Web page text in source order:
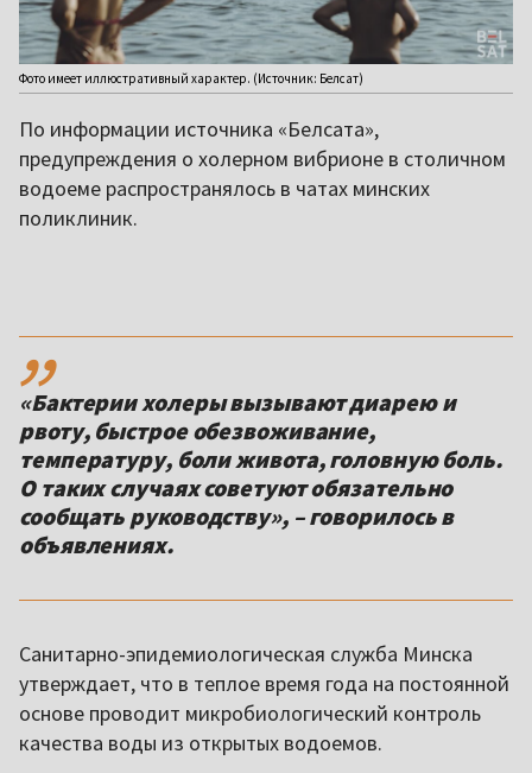
Фото имеет иллюстративный характер. (Источник: Белсат)
По информации источника «Белсата»,
предупреждения о холерном вибрионе в столичном
водоеме распространялось в чатах минских
поликлиник.
,,
«Бактерии холеры вызывают диарею и
рвоту, быстрое обезвоживание,
температуру, боли живота, головную боль.
О таких случаях советуют обязательно
сообщать руководству», – говорилось в
объявлениях.
Санитарно-эпидемиологическая служба Минска
утверждает, что в теплое время года на постоянной
основе проводит микробиологический контроль
качества воды из открытых водоемов.